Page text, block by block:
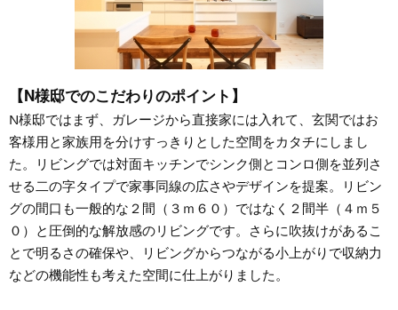
【N様邸でのこだわりのポイント】
N様邸ではまず、ガレージから直接家には入れて、玄関ではお
客様用と家族用を分けすっきりとした空間をカタチにしまし
た。リビングでは対面キッチンでシンク側とコンロ側を並列さ
せる二の字タイプで家事同線の広さやデザインを提案。リビン
グの間口も一般的な２間（３ｍ６０）ではなく２間半（４ｍ５
０）と圧倒的な解放感のリビングです。さらに吹抜けがあるこ
とで明るさの確保や、リビングからつながる小上がりで収納力
などの機能性も考えた空間に仕上がりました。